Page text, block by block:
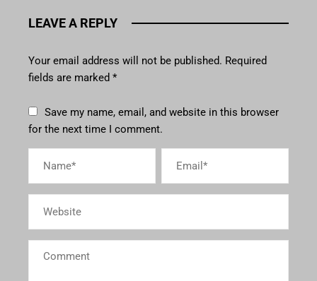
LEAVE A REPLY
Your email address will not be published. Required
fields are marked *
Save my name, email, and website in this browser
for the next time I comment.